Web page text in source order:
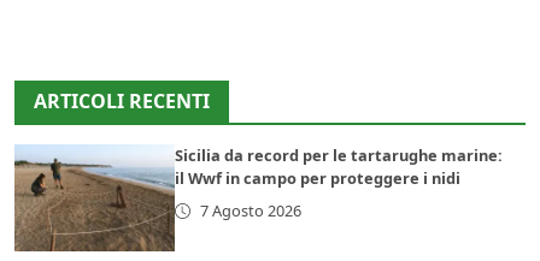
ARTICOLI RECENTI
Sicilia da record per le tartarughe marine:
il Wwf in campo per proteggere i nidi
7 Agosto 2026